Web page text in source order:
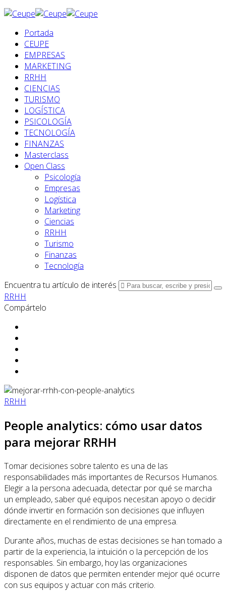
Portada
CEUPE
EMPRESAS
MARKETING
RRHH
CIENCIAS
TURISMO
LOGÍSTICA
PSICOLOGÍA
TECNOLOGÍA
FINANZAS
Masterclass
Open Class
Psicología
Empresas
Logística
Marketing
Ciencias
RRHH
Turismo
Finanzas
Tecnología
Encuentra tu artículo de interés
RRHH
Compártelo
RRHH
People analytics: cómo usar datos
para mejorar RRHH
Tomar decisiones sobre talento es una de las
responsabilidades más importantes de Recursos Humanos.
Elegir a la persona adecuada, detectar por qué se marcha
un empleado, saber qué equipos necesitan apoyo o decidir
dónde invertir en formación son decisiones que influyen
directamente en el rendimiento de una empresa.
Durante años, muchas de estas decisiones se han tomado a
partir de la experiencia, la intuición o la percepción de los
responsables. Sin embargo, hoy las organizaciones
disponen de datos que permiten entender mejor qué ocurre
con sus equipos y actuar con más criterio.